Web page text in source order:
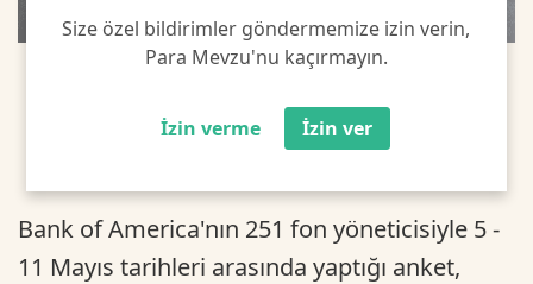
Size özel bildirimler göndermemize izin verin,
Para Mevzu'nu kaçırmayın.
İzin verme İzin ver
Bank of America'nın 251 fon yöneticisiyle 5 -
11 Mayıs tarihleri arasında yaptığı anket,